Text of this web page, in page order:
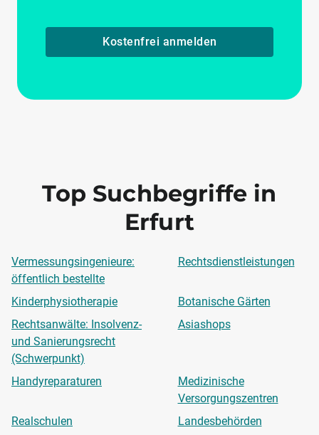
Kostenfrei anmelden
Top Suchbegriffe in
Erfurt
Vermessungsingenieure:
öffentlich bestellte
Rechtsdienstleistungen
Kinderphysiotherapie
Botanische Gärten
Rechtsanwälte: Insolvenz-
und Sanierungsrecht
(Schwerpunkt)
Asiashops
Handyreparaturen
Medizinische
Versorgungszentren
Realschulen
Landesbehörden